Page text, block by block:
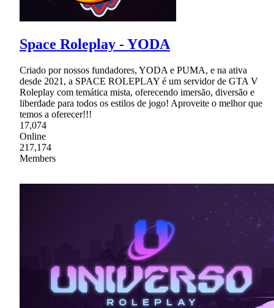
Space Roleplay - YODA
Criado por nossos fundadores, YODA e PUMA, e na ativa
desde 2021, a SPACE ROLEPLAY é um servidor de GTA V
Roleplay com temática mista, oferecendo imersão, diversão e
liberdade para todos os estilos de jogo! Aproveite o melhor que
temos a oferecer!!!
17,074
Online
217,174
Members